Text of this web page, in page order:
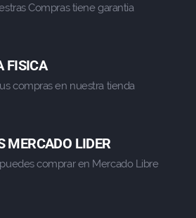
Compras tiene garantia
FISICA
compras en nuestra tienda
MERCADO LIDER
comprar en Mercado Libre